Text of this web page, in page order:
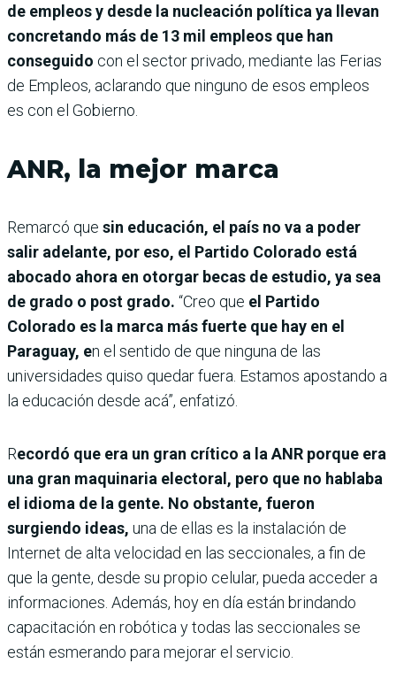
de empleos y desde la nucleación política ya llevan
concretando más de 13 mil empleos que han
conseguido con el sector privado, mediante las Ferias
de Empleos, aclarando que ninguno de esos empleos
es con el Gobierno.
ANR, la mejor marca
Remarcó que sin educación, el país no va a poder
salir adelante, por eso, el Partido Colorado está
abocado ahora en otorgar becas de estudio, ya sea
de grado o post grado. “Creo que el Partido
Colorado es la marca más fuerte que hay en el
Paraguay, en el sentido de que ninguna de las
universidades quiso quedar fuera. Estamos apostando a
la educación desde acá”, enfatizó.
Recordó que era un gran crítico a la ANR porque era
una gran maquinaria electoral, pero que no hablaba
el idioma de la gente. No obstante, fueron
surgiendo ideas, una de ellas es la instalación de
Internet de alta velocidad en las seccionales, a fin de
que la gente, desde su propio celular, pueda acceder a
informaciones. Además, hoy en día están brindando
capacitación en robótica y todas las seccionales se
están esmerando para mejorar el servicio.